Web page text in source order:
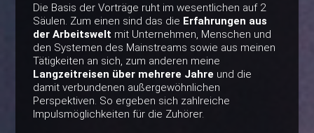
Die Basis der Vorträge ruht im wesentlichen auf 2
Säulen. Zum einen sind das die Erfahrungen aus
der Arbeitswelt mit Unternehmen, Menschen und
den Systemen des Mainstreams sowie aus meinen
Tätigkeiten an sich, zum anderen meine
Langzeitreisen über mehrere Jahre und die
damit verbundenen außergewöhnlichen
Perspektiven. So ergeben sich zahlreiche
Impulsmöglichkeiten für die Zuhörer.